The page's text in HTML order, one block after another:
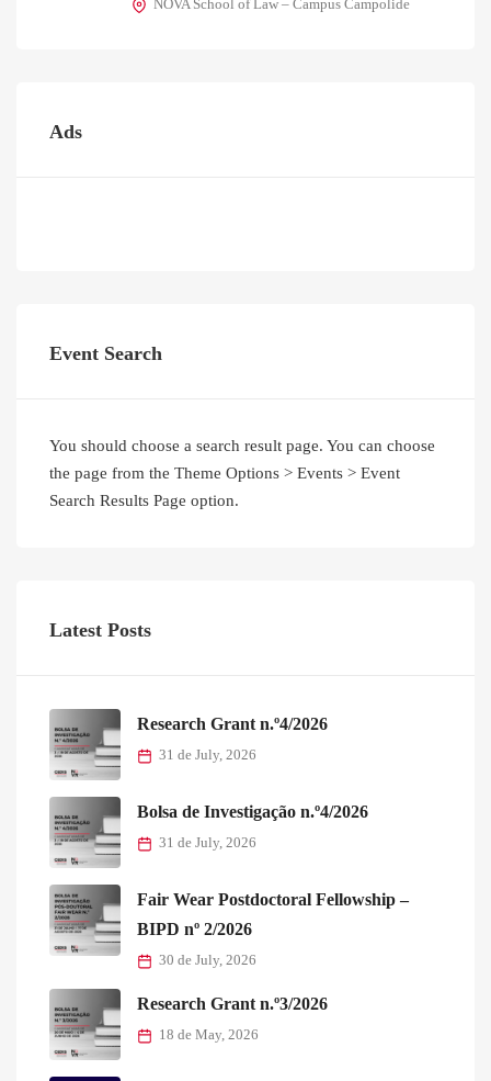
NOVA School of Law – Campus Campolide
Ads
Event Search
You should choose a search result page. You can choose
the page from the Theme Options > Events > Event
Search Results Page option.
Latest Posts
Research Grant n.º4/2026
31 de July, 2026
Bolsa de Investigação n.º4/2026
31 de July, 2026
Fair Wear Postdoctoral Fellowship –
BIPD nº 2/2026
30 de July, 2026
Research Grant n.º3/2026
18 de May, 2026